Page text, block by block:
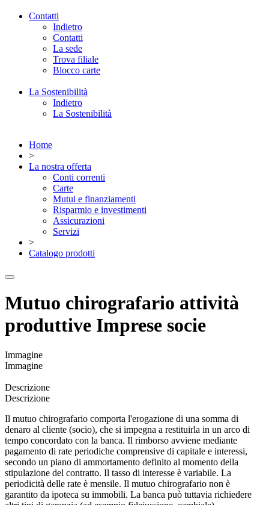
Contatti
Indietro
Contatti
La sede
Trova filiale
Blocco carte
La Sostenibilità
Indietro
La Sostenibilità
Home
>
La nostra offerta
Conti correnti
Carte
Mutui e finanziamenti
Risparmio e investimenti
Assicurazioni
Servizi
>
Catalogo prodotti
Mutuo chirografario attività
produttive Imprese socie
Immagine
Immagine
Descrizione
Descrizione
Il mutuo chirografario comporta l'erogazione di una somma di
denaro al cliente (socio), che si impegna a restituirla in un arco di
tempo concordato con la banca. Il rimborso avviene mediante
pagamento di rate periodiche comprensive di capitale e interessi,
secondo un piano di ammortamento definito al momento della
stipulazione del contratto. Il tasso di interesse è variabile. La
periodicità delle rate è mensile. Il mutuo chirografario non è
garantito da ipoteca su immobili. La banca può tuttavia richiedere